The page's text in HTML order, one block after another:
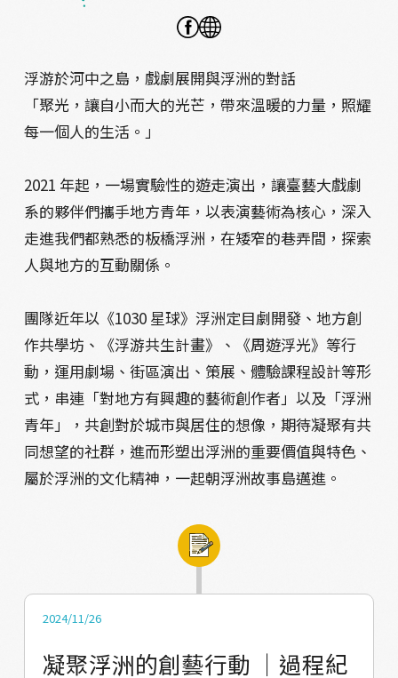
浮游於河中之島，戲劇展開與浮洲的對話
「聚光，讓自小而大的光芒，帶來溫暖的力量，照耀
每一個人的生活。」
2021 年起，一場實驗性的遊走演出，讓臺藝大戲劇
系的夥伴們攜手地方青年，以表演藝術為核心，深入
走進我們都熟悉的板橋浮洲，在矮窄的巷弄間，探索
人與地方的互動關係。
團隊近年以《1030 星球》浮洲定目劇開發、地方創
作共學坊、《浮游共生計畫》、《周遊浮光》等行
動，運用劇場、街區演出、策展、體驗課程設計等形
式，串連「對地方有興趣的藝術創作者」以及「浮洲
青年」，共創對於城市與居住的想像，期待凝聚有共
同想望的社群，進而形塑出浮洲的重要價值與特色、
屬於浮洲的文化精神，一起朝浮洲故事島邁進。
2024/11/26
凝聚浮洲的創藝行動 ｜過程紀